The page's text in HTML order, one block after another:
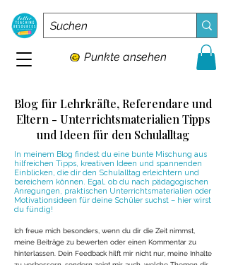
Punkte ansehen
Blog für Lehrkräfte, Referendare und
Eltern - Unterrichtsmaterialien Tipps
und Ideen für den Schulalltag
In meinem Blog findest du eine bunte Mischung aus
hilfreichen Tipps, kreativen Ideen und spannenden
Einblicken, die dir den Schulalltag erleichtern und
bereichern können. Egal, ob du nach pädagogischen
Anregungen, praktischen Unterrichtsmaterialien oder
Motivationsideen für deine Schüler suchst – hier wirst
du fündig!
Ich freue mich besonders, wenn du dir die Zeit nimmst,
meine Beiträge zu bewerten oder einen Kommentar zu
hinterlassen. Dein Feedback hilft mir nicht nur, meine Inhalte